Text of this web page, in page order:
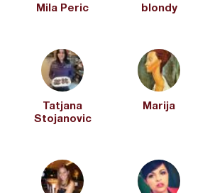
Mila Peric blondy
Tatjana
Stojanovic
Marija